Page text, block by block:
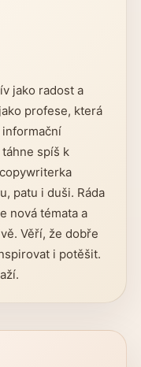
jako radost a
profese, která
informační
spíš k
patu i duši. Ráda
nová témata a
Věří, že dobře
i potěšit.